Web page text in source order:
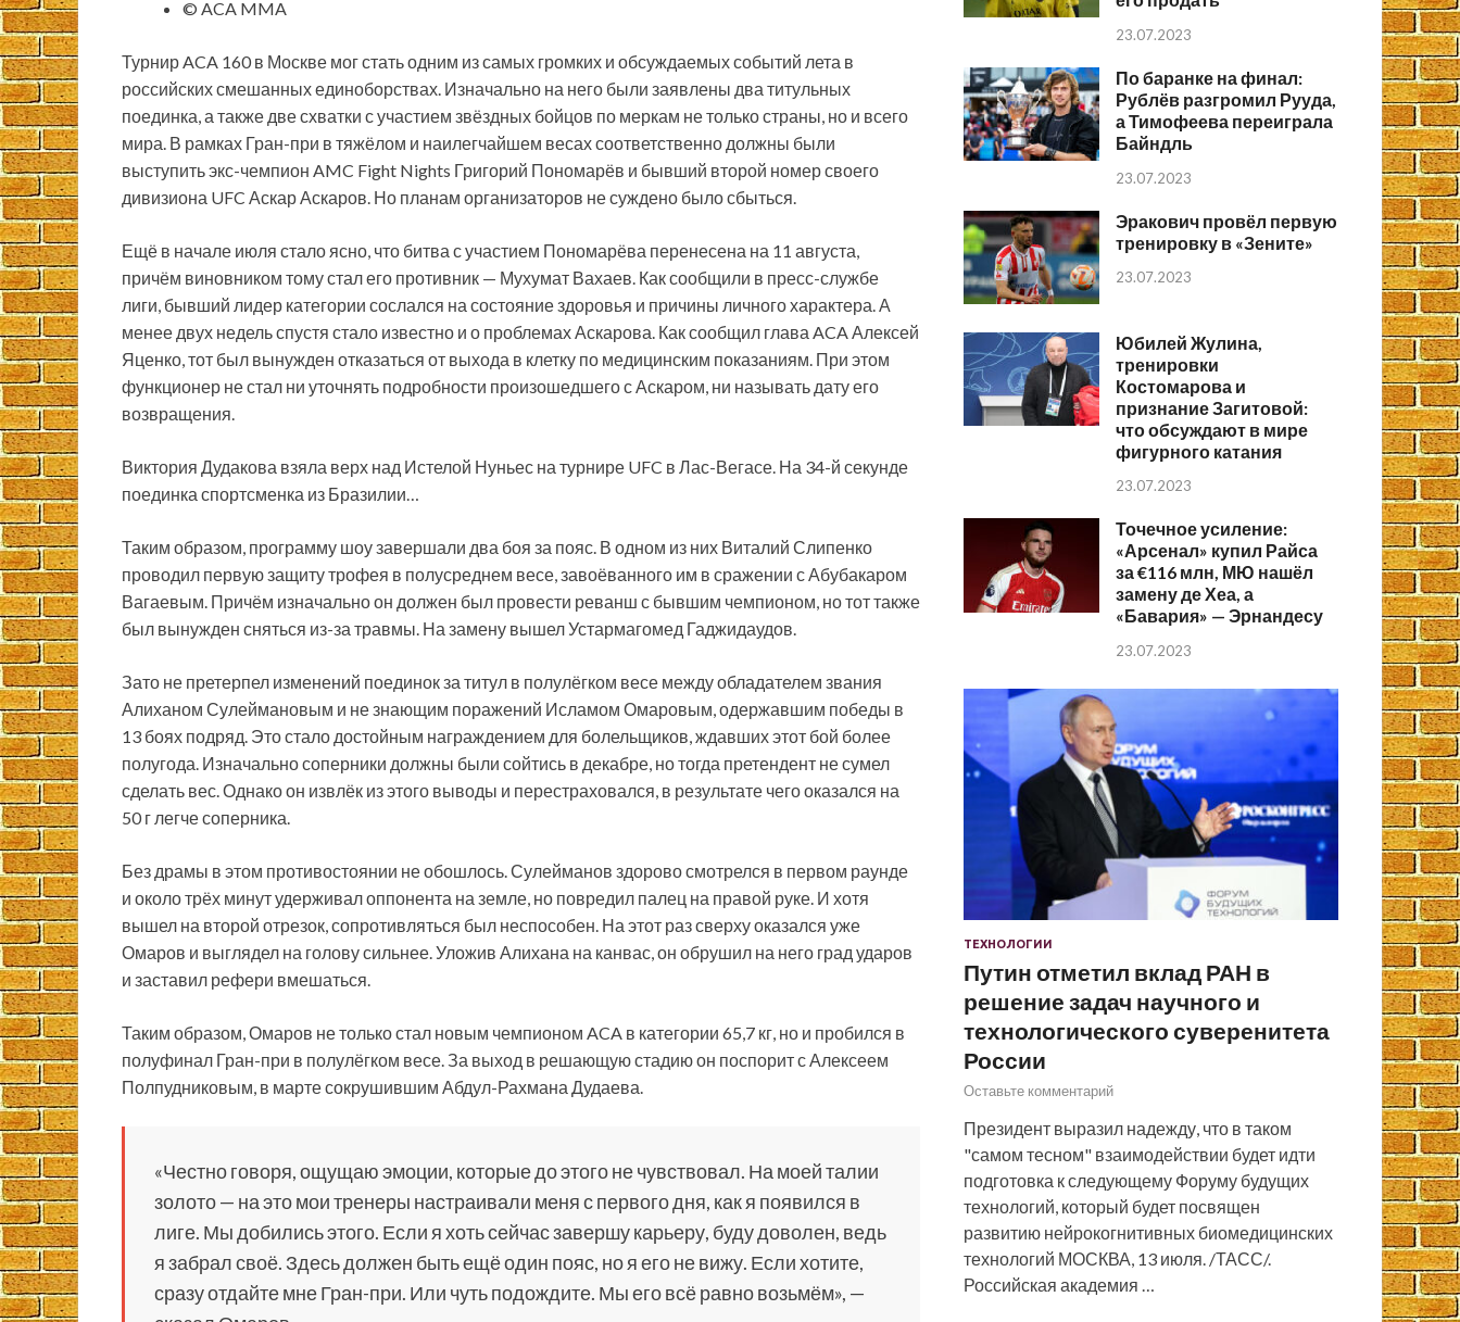
© ACA MMA
Турнир ACA 160 в Москве мог стать одним из самых громких и обсуждаемых событий лета в
российских смешанных единоборствах. Изначально на него были заявлены два титульных
поединка, а также две схватки с участием звёздных бойцов по меркам не только страны, но и всего
мира. В рамках Гран-при в тяжёлом и наилегчайшем весах соответственно должны были
выступить экс-чемпион AMC Fight Nights Григорий Пономарёв и бывший второй номер своего
дивизиона UFC Аскар Аскаров. Но планам организаторов не суждено было сбыться.
Ещё в начале июля стало ясно, что битва с участием Пономарёва перенесена на 11 августа,
причём виновником тому стал его противник — Мухумат Вахаев. Как сообщили в пресс-службе
лиги, бывший лидер категории сослался на состояние здоровья и причины личного характера. А
менее двух недель спустя стало известно и о проблемах Аскарова. Как сообщил глава ACA Алексей
Яценко, тот был вынужден отказаться от выхода в клетку по медицинским показаниям. При этом
функционер не стал ни уточнять подробности произошедшего с Аскаром, ни называть дату его
возвращения.
Виктория Дудакова взяла верх над Истелой Нуньес на турнире UFC в Лас-Вегасе. На 34-й секунде
поединка спортсменка из Бразилии…
Таким образом, программу шоу завершали два боя за пояс. В одном из них Виталий Слипенко
проводил первую защиту трофея в полусреднем весе, завоёванного им в сражении с Абубакаром
Вагаевым. Причём изначально он должен был провести реванш с бывшим чемпионом, но тот также
был вынужден сняться из-за травмы. На замену вышел Устармагомед Гаджидаудов.
Зато не претерпел изменений поединок за титул в полулёгком весе между обладателем звания
Алиханом Сулеймановым и не знающим поражений Исламом Омаровым, одержавшим победы в
13 боях подряд. Это стало достойным награждением для болельщиков, ждавших этот бой более
полугода. Изначально соперники должны были сойтись в декабре, но тогда претендент не сумел
сделать вес. Однако он извлёк из этого выводы и перестраховался, в результате чего оказался на
50 г легче соперника.
Без драмы в этом противостоянии не обошлось. Сулейманов здорово смотрелся в первом раунде
и около трёх минут удерживал оппонента на земле, но повредил палец на правой руке. И хотя
вышел на второй отрезок, сопротивляться был неспособен. На этот раз сверху оказался уже
Омаров и выглядел на голову сильнее. Уложив Алихана на канвас, он обрушил на него град ударов
и заставил рефери вмешаться.
Таким образом, Омаров не только стал новым чемпионом ACA в категории 65,7 кг, но и пробился в
полуфинал Гран-при в полулёгком весе. За выход в решающую стадию он поспорит с Алексеем
Полпудниковым, в марте сокрушившим Абдул-Рахмана Дудаева.
«Честно говоря, ощущаю эмоции, которые до этого не чувствовал. На моей талии
золото — на это мои тренеры настраивали меня с первого дня, как я появился в
лиге. Мы добились этого. Если я хоть сейчас завершу карьеру, буду доволен, ведь
я забрал своё. Здесь должен быть ещё один пояс, но я его не вижу. Если хотите,
сразу отдайте мне Гран-при. Или чуть подождите. Мы его всё равно возьмём», —
23.07.2023
По баранке на финал:
Рублёв разгромил Рууда,
а Тимофеева переиграла
Байндль
23.07.2023
Эракович провёл первую
тренировку в «Зените»
23.07.2023
Юбилей Жулина,
тренировки
Костомарова и
признание Загитовой:
что обсуждают в мире
фигурного катания
23.07.2023
Точечное усиление:
«Арсенал» купил Райса
за €116 млн, МЮ нашёл
замену де Хеа, а
«Бавария» — Эрнандесу
23.07.2023
ТЕХНОЛОГИИ
Путин отметил вклад РАН в
решение задач научного и
технологического суверенитета
России
Оставьте комментарий
Президент выразил надежду, что в таком
"самом тесном" взаимодействии будет идти
подготовка к следующему Форуму будущих
технологий, который будет посвящен
развитию нейрокогнитивных биомедицинских
технологий МОСКВА, 13 июля. /ТАСС/.
Российская академия …